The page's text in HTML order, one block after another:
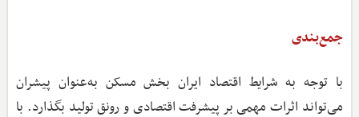
جمع‌بندی
با توجه ‌به شرایط اقتصاد ایران بخش مسکن به‌عنوان پیشران
می‌تواند اثرات مهمی بر پیشرفت اقتصادی و رونق تولید بگذارد. با